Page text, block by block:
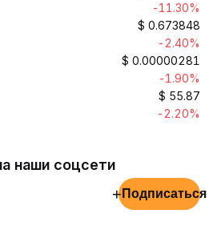
-11.30%
$ 0.673848
-2.40%
$ 0.00000281
-1.90%
$ 55.87
-2.20%
наши соцсети
+ Подписаться